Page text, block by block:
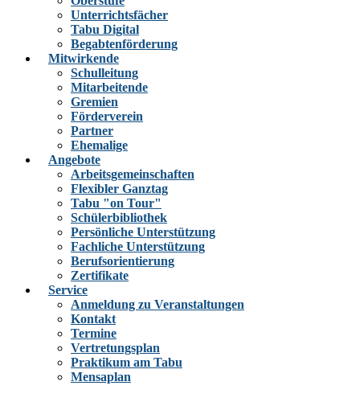
Unterrichtsfächer
Tabu Digital
Begabtenförderung
Mitwirkende
Schulleitung
Mitarbeitende
Gremien
Förderverein
Partner
Ehemalige
Angebote
Arbeitsgemeinschaften
Flexibler Ganztag
Tabu "on Tour"
Schülerbibliothek
Persönliche Unterstützung
Fachliche Unterstützung
Berufsorientierung
Zertifikate
Service
Anmeldung zu Veranstaltungen
Kontakt
Termine
Vertretungsplan
Praktikum am Tabu
Mensaplan